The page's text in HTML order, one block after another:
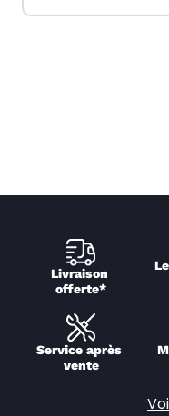
Livraison
offerte*
Service après
vente